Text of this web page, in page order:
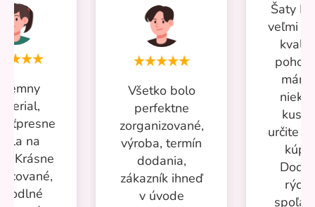
na
Krásne
Všetko bolo
perfektne
zorganizované,
výroba, termín
dodania,
zákazník ihneď
v úvode
Šaty
veľmi
mám
určite